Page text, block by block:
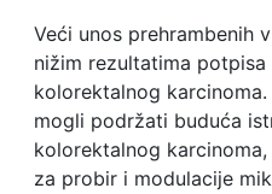
Veći unos prehrambenih
nižim rezultatima
kolorektalnog
mogli podržati buduća
kolorektalnog
za probir i modulacije